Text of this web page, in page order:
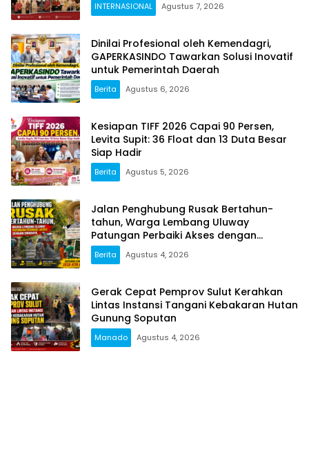
INTERNASIONAL Agustus 7, 2026
Dinilai Profesional oleh Kemendagri,
GAPERKASINDO Tawarkan Solusi Inovatif
untuk Pemerintah Daerah
Berita Agustus 6, 2026
Kesiapan TIFF 2026 Capai 90 Persen,
Levita Supit: 36 Float dan 13 Duta Besar
Siap Hadir
Berita Agustus 5, 2026
Jalan Penghubung Rusak Bertahun-
tahun, Warga Lembang Uluway
Patungan Perbaiki Akses dengan
Swadaya
Berita Agustus 4, 2026
Gerak Cepat Pemprov Sulut Kerahkan
Lintas Instansi Tangani Kebakaran Hutan
Gunung Soputan
Manado Agustus 4, 2026